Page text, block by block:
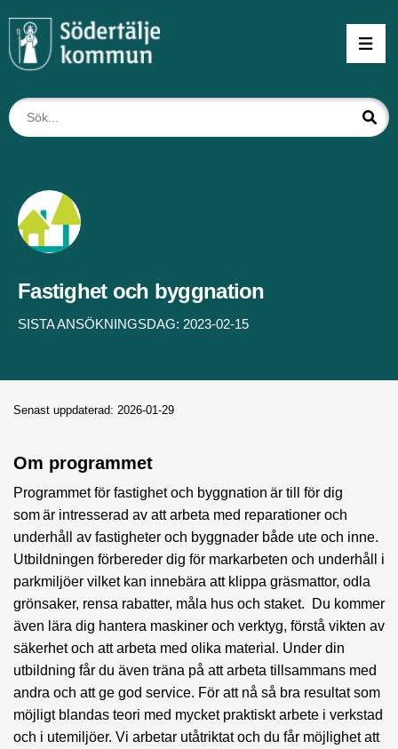
Fastighet och byggnation
SISTA ANSÖKNINGSDAG: 2023-02-15
Senast uppdaterad: 2026-01-29
Om programmet
Programmet för fastighet och byggnation är till för dig
som är intresserad av att arbeta med reparationer och
underhåll av fastigheter och byggnader både ute och inne.
Utbildningen förbereder dig för markarbeten och underhåll i
parkmiljöer vilket kan innebära att klippa gräsmattor, odla
grönsaker, rensa rabatter, måla hus och staket. Du kommer
även lära dig hantera maskiner och verktyg, förstå vikten av
säkerhet och att arbeta med olika material. Under din
utbildning får du även träna på att arbeta tillsammans med
andra och att ge god service. För att nå så bra resultat som
möjligt blandas teori med mycket praktiskt arbete i verkstad
och i utemiljöer. Vi arbetar utåtriktat och du får möjlighet att